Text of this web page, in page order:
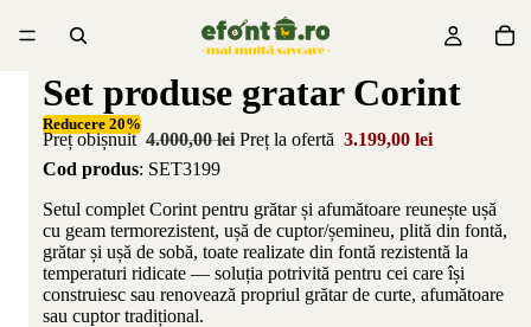
Set produse gratar Corint
Reducere 20%
Preț obișnuit 4.000,00 lei Preț la ofertă 3.199,00 lei
Cod produs: SET3199
Setul complet Corint pentru grătar și afumătoare reunește ușă
cu geam termorezistent, ușă de cuptor/șemineu, plită din fontă,
grătar și ușă de sobă, toate realizate din fontă rezistentă la
temperaturi ridicate — soluția potrivită pentru cei care își
construiesc sau renovează propriul grătar de curte, afumătoare
sau cuptor tradițional.